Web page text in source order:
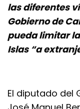
las diferentes
Gobierno de
pueda limitar
Islas “a
El diputado del